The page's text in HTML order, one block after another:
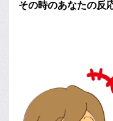
その時のあなたの反